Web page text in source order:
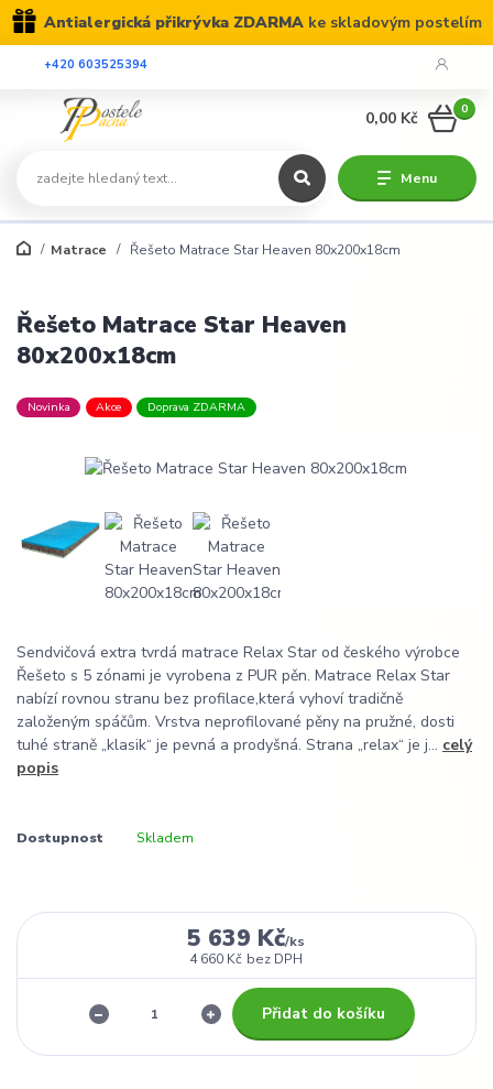
Antialergická přikrývka ZDARMAke skladovým postelím
Menu
+420 603525394
0
0,00 Kč
Matrace Řešeto Matrace Star Heaven 80x200x18cm
Řešeto Matrace Star Heaven
80x200x18cm
Novinka Akce Doprava ZDARMA
Sendvičová extra tvrdá matrace Relax Star od českého výrobce
Řešeto s 5 zónami je vyrobena z PUR pěn. Matrace Relax Star
nabízí rovnou stranu bez profilace,která vyhoví tradičně
založeným spáčům. Vrstva neprofilované pěny na pružné, dosti
tuhé straně „klasik“ je pevná a prodyšná. Strana „relax“ je j... celý
popis
Dostupnost Skladem
5 639 Kč/ks
4 660 Kč bez DPH
Přidat do košíku